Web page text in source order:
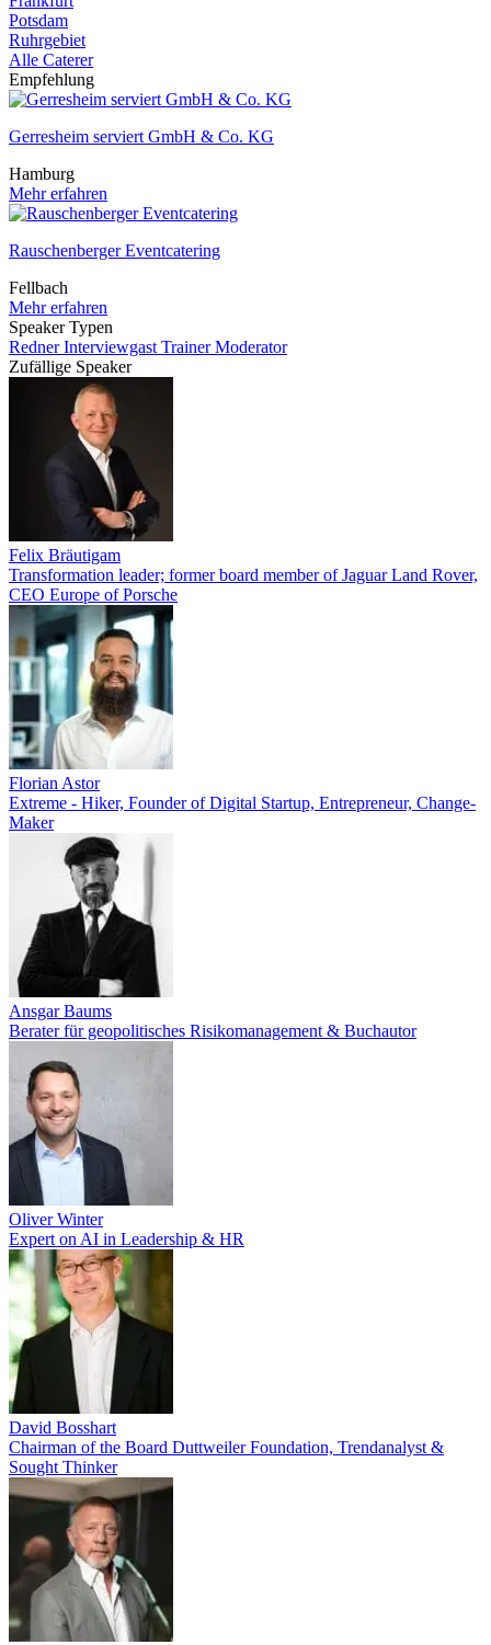
Potsdam
Ruhrgebiet
Alle Caterer
Empfehlung
Gerresheim serviert GmbH & Co. KG
Hamburg
Mehr erfahren
Rauschenberger Eventcatering
Fellbach
Mehr erfahren
Speaker Typen
RednerInterviewgast TrainerModerator
Zufällige Speaker
Felix Bräutigam
Transformation leader; former board member of Jaguar Land Rover,
CEO Europe of Porsche
Florian Astor
Extreme - Hiker, Founder of Digital Startup, Entrepreneur, Change-
Maker
Ansgar Baums
Berater für geopolitisches Risikomanagement & Buchautor
Oliver Winter
Expert on AI in Leadership & HR
David Bosshart
Chairman of the Board Duttweiler Foundation, Trendanalyst &
Sought Thinker